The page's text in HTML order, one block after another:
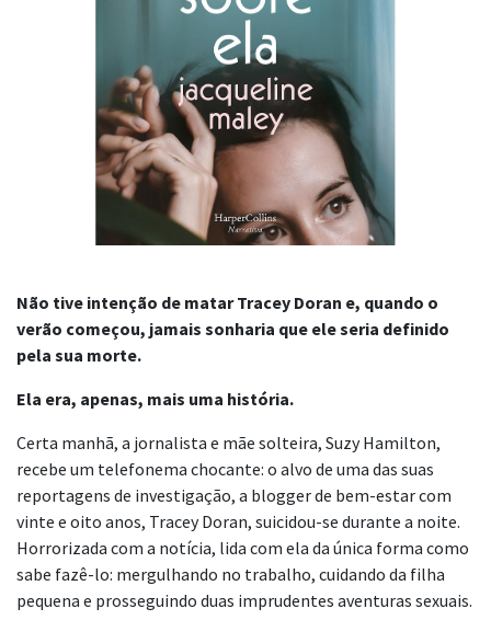
Não tive intenção de matar Tracey Doran e, quando o
verão começou, jamais sonharia que ele seria definido
pela sua morte.
Ela era, apenas, mais uma história.
Certa manhã, a jornalista e mãe solteira, Suzy Hamilton,
recebe um telefonema chocante: o alvo de uma das suas
reportagens de investigação, a blogger de bem-estar com
vinte e oito anos, Tracey Doran, suicidou-se durante a noite.
Horrorizada com a notícia, lida com ela da única forma como
sabe fazê-lo: mergulhando no trabalho, cuidando da filha
pequena e prosseguindo duas imprudentes aventuras sexuais.